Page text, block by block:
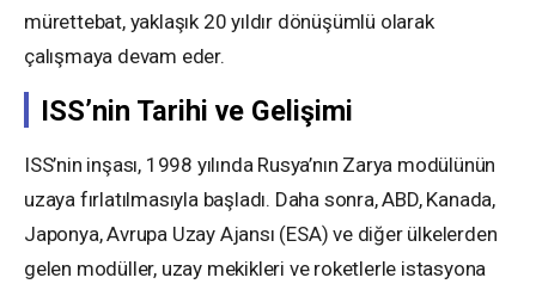
mürettebat, yaklaşık 20 yıldır dönüşümlü olarak
çalışmaya devam eder.
ISS’nin Tarihi ve Gelişimi
ISS’nin inşası, 1998 yılında Rusya’nın Zarya modülünün
uzaya fırlatılmasıyla başladı. Daha sonra, ABD, Kanada,
Japonya, Avrupa Uzay Ajansı (ESA) ve diğer ülkelerden
gelen modüller, uzay mekikleri ve roketlerle istasyona